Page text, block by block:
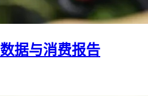
据与消费报告